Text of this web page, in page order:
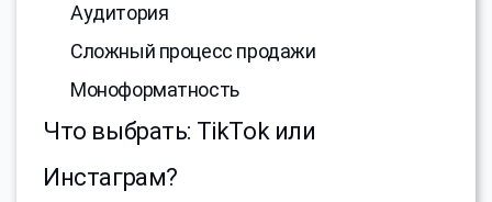
Аудитория
Сложный процесс продажи
Моноформатность
Что выбрать: TikTok или
Инстаграм?